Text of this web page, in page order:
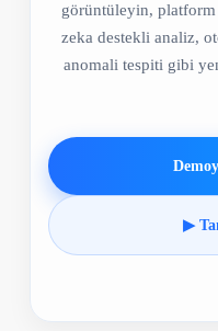
görüntüleyin,
zeka destekli analiz,
anomali tespiti gibi
▶